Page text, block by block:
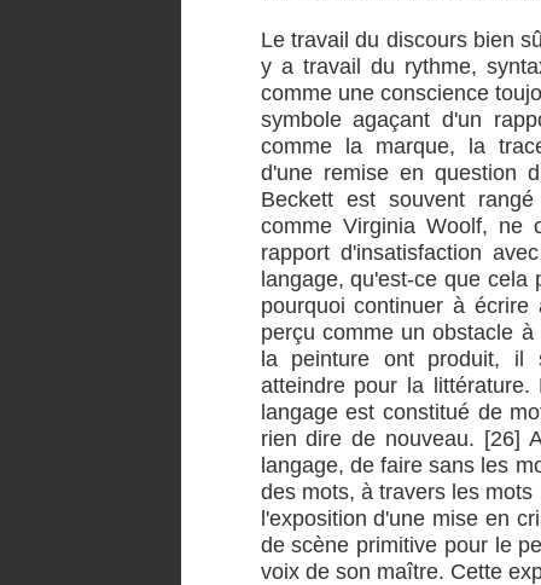
Le travail du discours bien
y a travail du rythme,
comme une conscience
symbole agaçant d'un
comme la marque, la
d'une remise en question
Beckett est souvent
comme Virginia Woolf, ne
rapport d'insatisfaction
langage, qu'est-ce que
pourquoi continuer à
perçu comme un obstacle
la peinture ont produit, il
atteindre pour la
langage est constitué de
rien dire de nouveau. [26]
langage, de faire sans les
des mots, à travers les
l'exposition d'une mise en
de scène primitive pour le
voix de son maître. Cette